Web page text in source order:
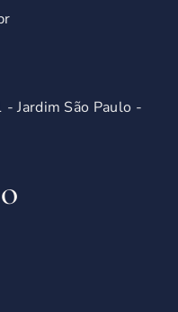
Jardim São Paulo -